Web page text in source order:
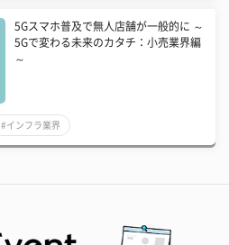
5Gスマホ普及で無人店舗が一般的に ～
5Gで変わる未来のカタチ：小売業界編
～
#インフラ業界